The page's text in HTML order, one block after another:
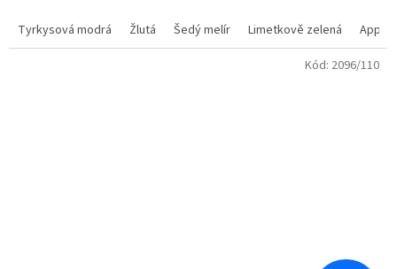
Tyrkysová modrá Žlutá Šedý melír Limetkově zelená Apple
Kód: 2096/110